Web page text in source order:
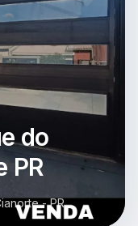
do
PR
- PR